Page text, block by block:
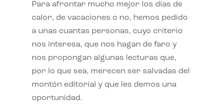
Para afrontar mucho mejor los días de
calor, de vacaciones o no, hemos pedido
a unas cuantas personas, cuyo criterio
nos interesa, que nos hagan de faro y
nos propongan algunas lecturas que,
por lo que sea, merecen ser salvadas del
montón editorial y que les demos una
oportunidad.